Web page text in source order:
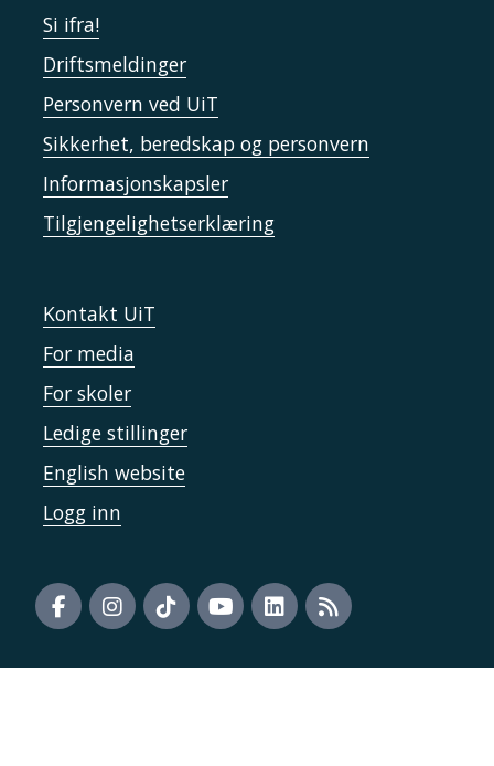
Si ifra!
Driftsmeldinger
Personvern ved UiT
Sikkerhet, beredskap og personvern
Informasjonskapsler
Tilgjengelighetserklæring
Kontakt UiT
For media
For skoler
Ledige stillinger
English website
Logg inn